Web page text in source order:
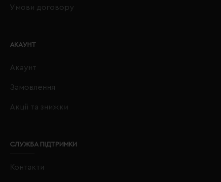
Умови договору
АКАУНТ
Акаунт
Замовлення
Акції та знижки
СЛУЖБА ПІДТРИМКИ
Контакти